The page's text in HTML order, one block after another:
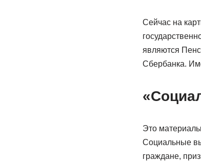
Сейчас на
являются
Сбербанка.
Это
Социальные
граждане,